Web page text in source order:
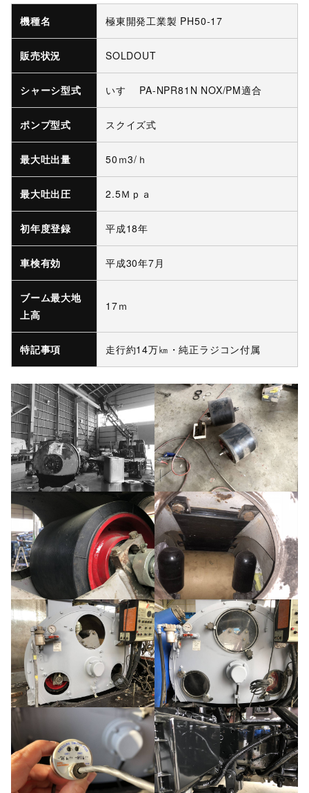
機種名 極東開発工業製 PH50-17
販売状況 SOLDOUT
シャーシ型式 いすゞ PA-NPR81N NOX/PM適合
ポンプ型式 スクイズ式
最大吐出量 50ｍ3/ｈ
最大吐出圧 2.5Ｍｐａ
初年度登録 平成18年
車検有効 平成30年7月
ブーム最大地
上高
17ｍ
特記事項 走行約14万㎞・純正ラジコン付属